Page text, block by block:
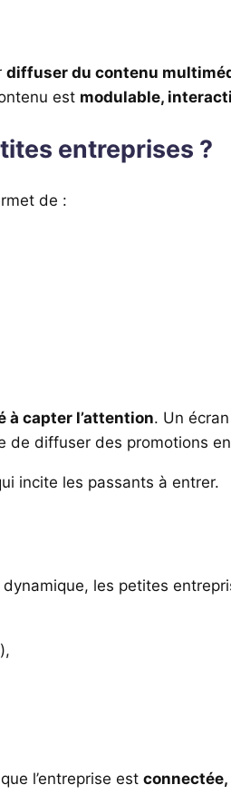
diffuser du contenu
est modulable,
entreprises ?
de :
à capter l’attention. Un
de diffuser des promotions
incite les passants à entrer.
les petites
l’entreprise est